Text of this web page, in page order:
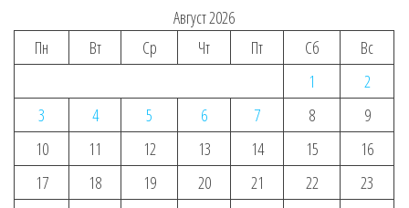
Август 2026
Пн
Вт Ср Чт Пт Сб
Вс
1
2
3
4 5 6 7 8
9
10
11 12 13 14 15
16
17
18 19 20 21 22
23